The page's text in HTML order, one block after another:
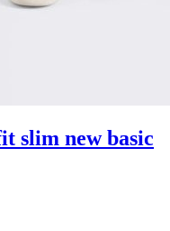
slim new basic